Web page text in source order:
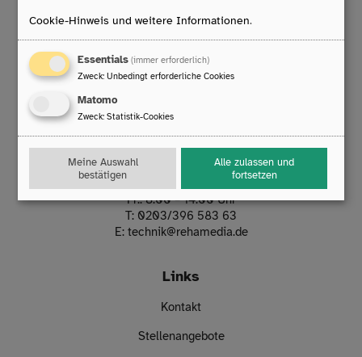
T:0203/396 583 0
F:0203/393 444 98
Technischer Support
Mo. bis Do.: 8:00 – 16:30 Uhr
Fr.: 8:00 – 14:00 Uhr
T: 0203/396 583 63
E: technik@rehamedia.de
Links
Kontakt
Stellenangebote
Cookie-Hinweis und weitere Informationen.
Essentials (immer erforderlich)
Zweck: Unbedingt erforderliche Cookies
Matomo
Zweck: Statistik-Cookies
Meine Auswahl
bestätigen
Alle zulassen und
fortsetzen